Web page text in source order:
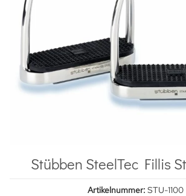
Stübben SteelTec Fillis
Artikelnummer: STU-1100